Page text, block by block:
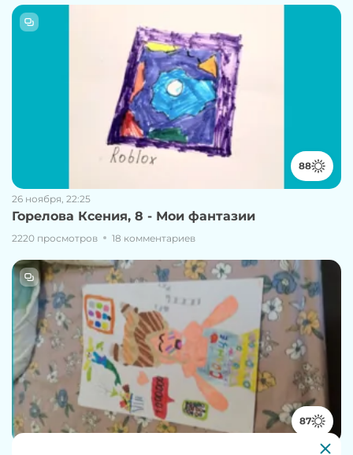
88
26 ноября, 22:25
Горелова Ксения, 8 - Мои фантазии
2220 просмотров 18 комментариев
87